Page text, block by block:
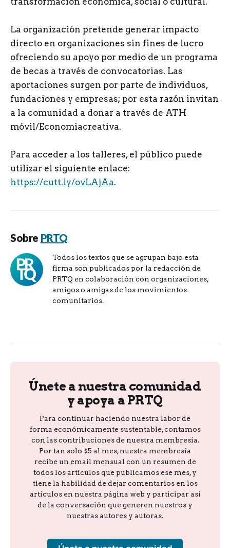
La organización pretende generar impacto
directo en organizaciones sin fines de lucro
ofreciendo su apoyo por medio de un programa
de becas a través de convocatorias. Las
aportaciones surgen por parte de individuos,
fundaciones y empresas; por esta razón invitan
a la comunidad a donar a través de ATH
móvil/Economiacreativa.
Para acceder a los talleres, el público puede
utilizar el siguiente enlace:
https://cutt.ly/ovLAjAa.
Sobre PRTQ
Todos los textos que se agrupan bajo esta
firma son publicados por la redacción de
PRTQ en colaboración con organizaciones,
amigos o amigas de los movimientos
comunitarios.
Únete a nuestra comunidad
y apoya a PRTQ
Para continuar haciendo nuestra labor de
forma económicamente sustentable, contamos
con las contribuciones de nuestra membresía.
Por tan solo $5 al mes, nuestra membresía
recibe un email mensual con un resumen de
todos los artículos que publicamos ese mes, y
tiene la habilidad de dejar comentarios en los
artículos en nuestra página web y participar así
de la conversación que generen nuestros y
nuestras autores y autoras.